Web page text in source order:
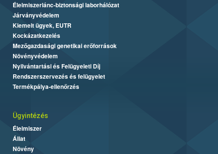
Élelmiszerlánc-biztonsági laborhálózat
Járványvédelem
Kiemelt ügyek, EUTR
Kockázatkezelés
Mezőgazdasági genetikai erőforrások
Növényvédelem
Nyilvántartási és Felügyeleti Díj
Rendszerszervezés és felügyelet
Termékpálya-ellenőrzés
Ügyintézés
Élelmiszer
Állat
Növény